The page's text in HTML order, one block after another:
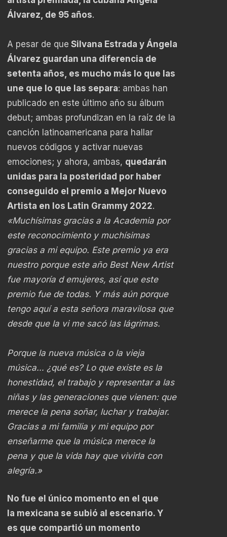
Álvarez, de 95 años.
A pesar de que Silvana Estrada y Ángela
Álvarez guardan una diferencia de
setenta años, es mucho más lo que las
une que lo que las separa: ambas han
publicado en este último año su álbum
debut; ambas profundizan en la raíz de la
canción latinoamericana para hallar
nuevos códigos y activar nuevas
emociones; y ahora, ambas, quedarán
unidas para la posteridad por haber
conseguido el premio a Mejor Nuevo
Artista en los Latin Grammy 2022.
«Muchísimas gracias a la Academia por
este reconocimiento y muchísimas
gracias a mi equipo. Este premio ya era
nuestro porque este año Best New Artist
fue mayoría d emujeres, así que este
premio fue de todas. Y más aún porque
tengo aquí a esta señora maravilosa que
desde que la vi me sacó las lágrimas.
Porque la nueva música o la vieja
música… ¿qué es? Lo que existe es la
honestidad, el trabajo y representar a las
niñas y las generaciones que vienen: que
merece la pena soñar, luchar y trabajar.
Gracias a mi familia y mi equipo por
enseñarme que la música merece la
pena y que la vida hay que vivirla con
alegría.»
No fue el único momento en el que
la mexicana se subió al escenario. Y
es que compartió un momento